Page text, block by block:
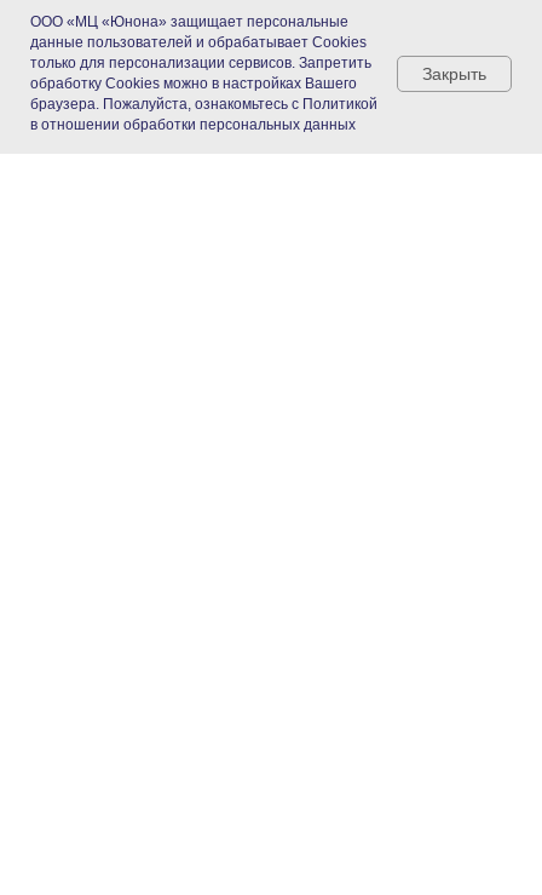
ООО «МЦ «Юнона» защищает персональные
данные пользователей и обрабатывает Cookies
только для персонализации сервисов. Запретить
обработку Cookies можно в настройках Вашего
браузера. Пожалуйста, ознакомьтесь с Политикой
в отношении обработки персональных данных
Закрыть